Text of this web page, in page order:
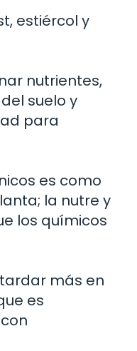
estiércol y
nutrientes,
suelo y
para
es como
la nutre y
los químicos
más en
es